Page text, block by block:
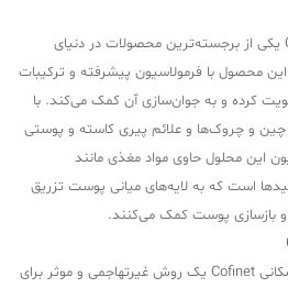
محلول مزوتراپی توسکانی Cofinet یکی از برجسته‌ترین محصولات در دنیای
محصول با فرمولاسیون پیشرفته و ترکیبات
کرده و به جوان‌سازی آن کمک می‌کند. با
چین و چروک‌ها و علائم پیری کاسته و پوستی
این محلول حاوی مواد مغذی مانند
است که به لایه‌های میانی پوست تزریق
بازسازی پوست کمک می‌کنند.
مزوتراپی با استفاده از محلول توسکانی Cofinet یک روش غیرتهاجمی و موثر برای